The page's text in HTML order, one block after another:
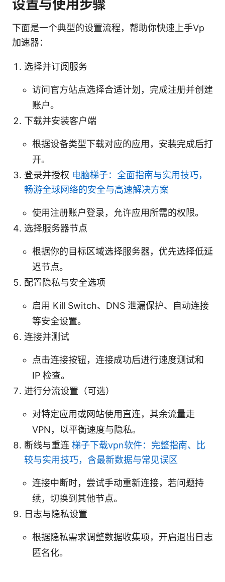
设置与使用步骤
下面是一个典型的设置流程，帮助你快速上手Vp
加速器：
选择并订阅服务
访问官方站点选择合适计划，完成注册并创建
账户。
下载并安装客户端
根据设备类型下载对应的应用，安装完成后打
开。
登录并授权 电脑梯子：全面指南与实用技巧，
畅游全球网络的安全与高速解决方案
使用注册账户登录，允许应用所需的权限。
选择服务器节点
根据你的目标区域选择服务器，优先选择低延
迟节点。
配置隐私与安全选项
启用 Kill Switch、DNS 泄漏保护、自动连接
等安全设置。
连接并测试
点击连接按钮，连接成功后进行速度测试和
IP 检查。
进行分流设置（可选）
对特定应用或网站使用直连，其余流量走
VPN，以平衡速度与隐私。
断线与重连 梯子下载vpn软件：完整指南、比
较与实用技巧，含最新数据与常见误区
连接中断时，尝试手动重新连接，若问题持
续，切换到其他节点。
日志与隐私设置
根据隐私需求调整数据收集项，开启退出日志
匿名化。